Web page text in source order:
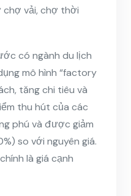
chợ vải, chợ thời
có ngành du lịch
mô hình “factory
tăng chi tiêu và
thu hút của các
phú và được giảm
so với nguyên giá.
là giá cạnh